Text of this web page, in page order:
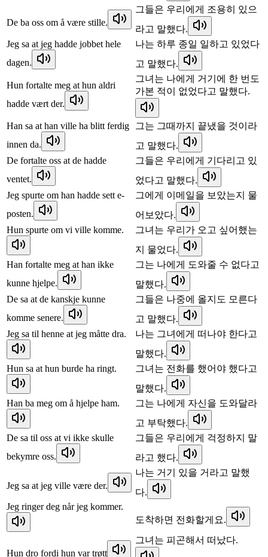
De ba oss om å være stille.
그들은 우리에게 조용히 있으
라고 말했다.
Jeg sa at jeg hadde jobbet hele
dagen.
나는 하루 종일 일하고 있었다
고 말했다.
Hun fortalte meg at hun aldri
hadde vært der.
그녀는 나에게 거기에 한 번도
가본 적이 없었다고 말했다.
Han sa at han ville ha blitt ferdig
innen da.
그는 그때까지 끝냈을 것이라
고 말했다.
De fortalte oss at de hadde
ventet.
그들은 우리에게 기다리고 있
었다고 말했다.
Jeg spurte om han hadde sett e-
posten.
그에게 이메일을 보았는지 물
어보았다.
Hun spurte om vi ville komme.
그녀는 우리가 오고 싶어했는
지 물었다.
Han fortalte meg at han ikke
kunne hjelpe.
그는 나에게 도와줄 수 없다고
말했다.
De sa at de kanskje kunne
komme senere.
그들은 나중에 올지도 모른다
고 말했다.
Jeg sa til henne at jeg måtte dra.
나는 그녀에게 떠나야 한다고
말했다.
Hun sa at hun burde ha ringt.
그녀는 전화를 했어야 했다고
말했다.
Han ba meg om å hjelpe ham.
그는 나에게 자신을 도와달라
고 부탁했다.
De sa til oss at vi ikke skulle
bekymre oss.
그들은 우리에게 걱정하지 말
라고 했다.
Jeg sa at jeg ville være der.
나는 거기 있을 거라고 말했
다.
Jeg ringer deg når jeg kommer.
도착하면 전화할게요.
Hun dro fordi hun var trøtt
그녀는 피곤해서 떠났다.